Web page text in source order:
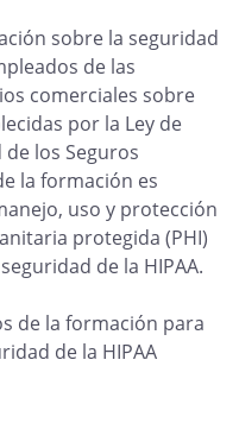
sobre la seguridad
de las
comerciales sobre
por la Ley de
los Seguros
la formación es
uso y protección
protegida (PHI)
de la HIPAA.
de la formación para
de la HIPAA